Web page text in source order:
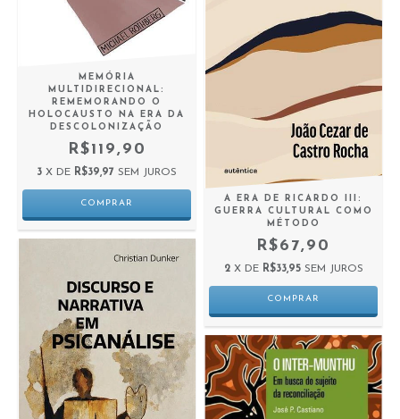
MEMÓRIA
MULTIDIRECIONAL:
REMEMORANDO O
HOLOCAUSTO NA ERA DA
DESCOLONIZAÇÃO
R$119,90
3 X DE R$39,97 SEM JUROS
A ERA DE RICARDO III:
GUERRA CULTURAL COMO
MÉTODO
R$67,90
2 X DE R$33,95 SEM JUROS